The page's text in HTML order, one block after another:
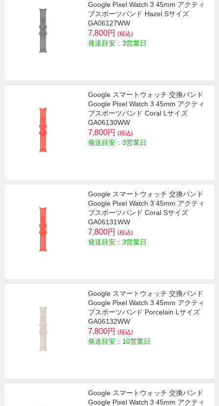
Google Pixel Watch 3 45mm アクティ
ブスポーツバンド Hazel Sサイズ
GA06127WW
7,800円 (税込)
発送目安：3営業日
Google スマートウォッチ 交換バンド
Google Pixel Watch 3 45mm アクティ
ブスポーツバンド Coral Lサイズ
GA06130WW
7,800円 (税込)
発送目安：3営業日
Google スマートウォッチ 交換バンド
Google Pixel Watch 3 45mm アクティ
ブスポーツバンド Coral Sサイズ
GA06131WW
7,800円 (税込)
発送目安：3営業日
Google スマートウォッチ 交換バンド
Google Pixel Watch 3 45mm アクティ
ブスポーツバンド Porcelain Lサイズ
GA06132WW
7,800円 (税込)
発送目安：10営業日
Google スマートウォッチ 交換バンド
Google Pixel Watch 3 45mm アクティ